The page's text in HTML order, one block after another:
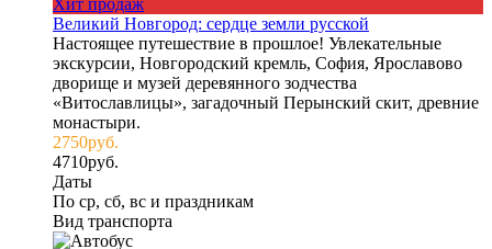
Великий Новгород: сердце земли русской
Настоящее путешествие в прошлое! Увлекательные
экскурсии, Новгородский кремль, София, Ярославово
дворище и музей деревянного зодчества
«Витославлицы», загадочный Перынский скит, древние
монастыри.
2750руб.
4710руб.
Даты
По ср, сб, вс и праздникам
Вид транспорта